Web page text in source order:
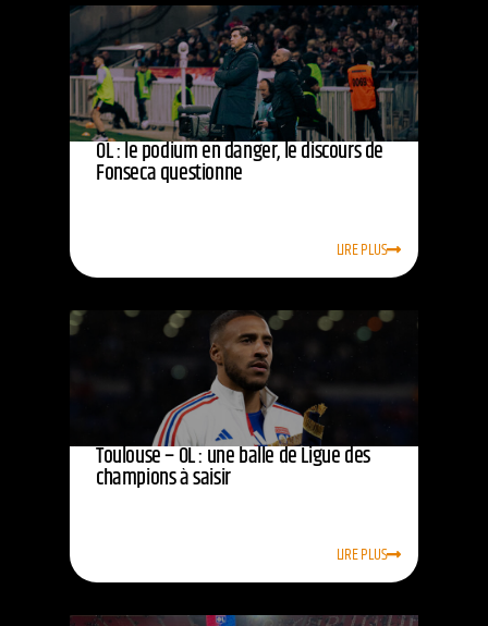
OL : le podium en danger, le discours de
Fonseca questionne
LIRE PLUS
Toulouse – OL : une balle de Ligue des
champions à saisir
LIRE PLUS